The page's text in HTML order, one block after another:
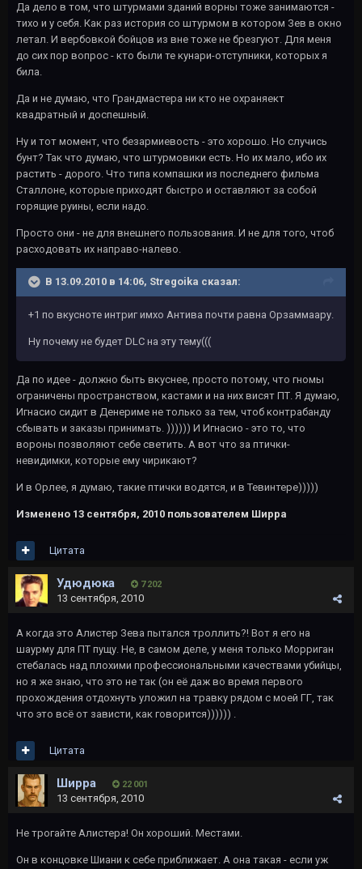
Да дело в том, что штурмами зданий ворны тоже занимаются -
тихо и у себя. Как раз история со штурмом в котором Зев в окно
летал. И вербовкой бойцов из вне тоже не брезгуют. Для меня
до сих пор вопрос - кто были те кунари-отступники, которых я
била.
Да и не думаю, что Грандмастера ни кто не охраняект
квадратный и доспешный.
Ну и тот момент, что безармиевость - это хорошо. Но случись
бунт? Так что думаю, что штурмовики есть. Но их мало, ибо их
растить - дорого. Что типа компашки из последнего фильма
Сталлоне, которые приходят быстро и оставляют за собой
горящие руины, если надо.
Просто они - не для внешнего пользования. И не для того, чтоб
расходовать их направо-налево.
В 13.09.2010 в 14:06, Stregoika сказал:
+1 по вкусноте интриг имхо Антива почти равна Орзаммаару.
Ну почему не будет DLC на эту тему(((
Да по идее - должно быть вкуснее, просто потому, что гномы
ограничены пространством, кастами и на них висят ПТ. Я думаю,
Игнасио сидит в Денериме не только за тем, чтоб контрабанду
сбывать и заказы принимать. )))))) И Игнасио - это то, что
вороны позволяют себе светить. А вот что за птички-
невидимки, которые ему чирикают?
И в Орлее, я думаю, такие птички водятся, и в Тевинтере)))))
Изменено 13 сентября, 2010 пользователем Ширра
Цитата
Удюдюка 7 202
13 сентября, 2010
А когда это Алистер Зева пытался троллить?! Вот я его на
шаурму для ПТ пущу. Не, в самом деле, у меня только Морриган
стебалась над плохими профессиональными качествами убийцы,
но я же знаю, что это не так (он её даж во время первого
прохождения отдохнуть уложил на травку рядом с моей ГГ, так
что это всё от зависти, как говорится)))))) .
Цитата
Ширра 22 001
13 сентября, 2010
Не трогайте Алистера! Он хороший. Местами.
Он в концовке Шиани к себе приближает. А она такая - если уж